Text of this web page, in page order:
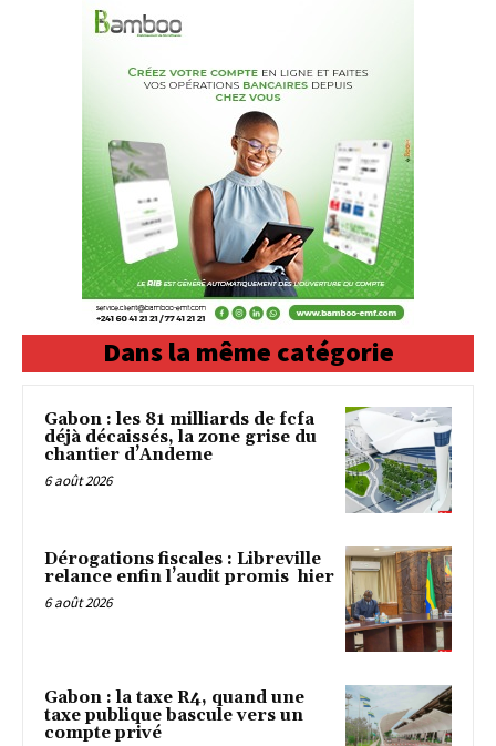
Dans la même catégorie
Gabon : les 81 milliards de fcfa
déjà décaissés, la zone grise du
chantier d’Andeme
6 août 2026
Dérogations fiscales : Libreville
relance enfin l’audit promis hier
6 août 2026
Gabon : la taxe R4, quand une
taxe publique bascule vers un
compte privé